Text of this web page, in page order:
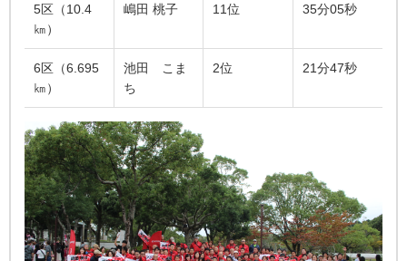
5区（10.4
㎞）
嶋田 桃子 11位 35分05秒
6区（6.695
㎞）
池田 こま
ち
2位 21分47秒